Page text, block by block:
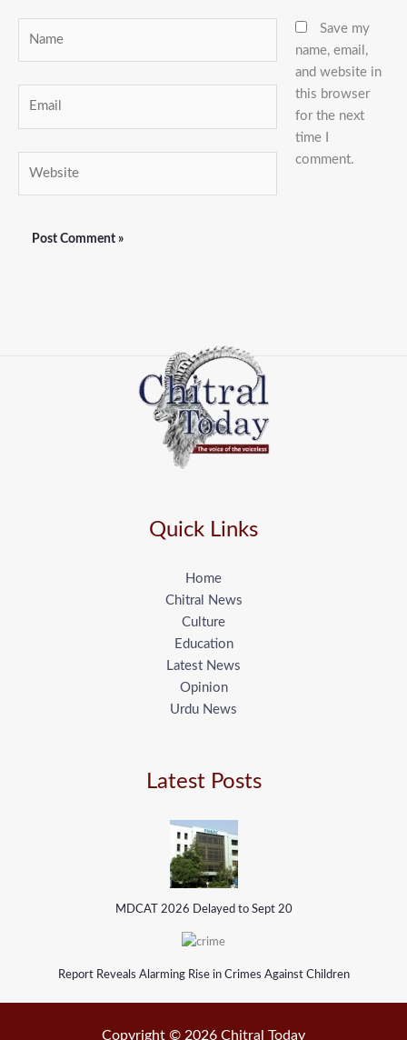
Save my
name, email,
and website in
this browser
for the next
time I
comment.
Quick Links
Home
Chitral News
Culture
Education
Latest News
Opinion
Urdu News
Latest Posts
MDCAT 2026 Delayed to Sept 20
Report Reveals Alarming Rise in Crimes Against Children
Copyright © 2026 Chitral Today